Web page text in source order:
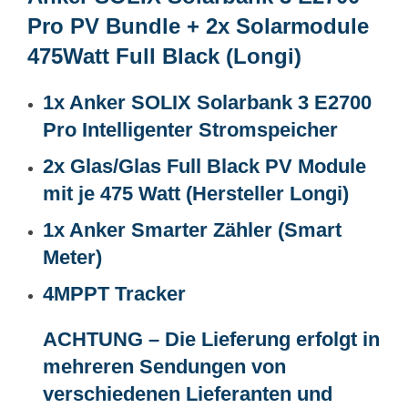
Pro PV Bundle + 2x Solarmodule
475Watt Full Black (Longi)
1x Anker SOLIX Solarbank 3 E2700
Pro Intelligenter Stromspeicher
2x Glas/Glas Full Black PV Module
mit je 475 Watt (Hersteller Longi)
1x Anker Smarter Zähler (Smart
Meter)
4MPPT Tracker
ACHTUNG – Die Lieferung erfolgt in
mehreren Sendungen von
verschiedenen Lieferanten und